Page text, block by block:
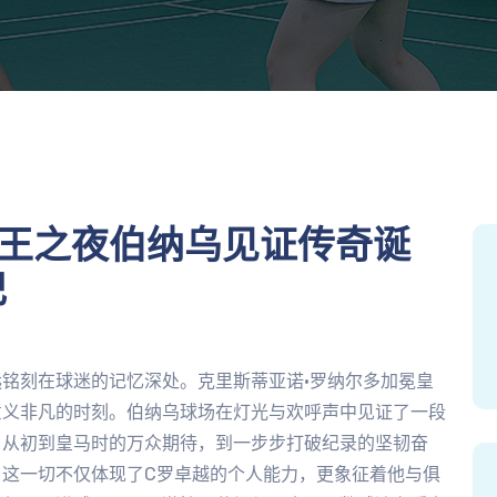
之夜伯纳乌见证传奇诞
刻在球迷的记忆深处。克里斯蒂亚诺·罗纳尔多加冕皇
非凡的时刻。伯纳乌球场在灯光与欢呼声中见证了一段
初到皇马时的万众期待，到一步步打破纪录的坚韧奋
一切不仅体现了C罗卓越的个人能力，更象征着他与俱